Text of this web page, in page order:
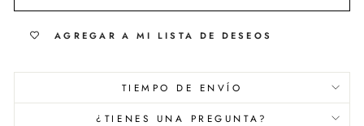
AGREGAR A MI LISTA DE DESEOS
TIEMPO DE ENVÍO
¿TIENES UNA PREGUNTA?